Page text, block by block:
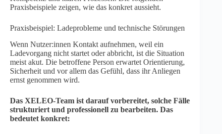
Praxisbeispiele zeigen, wie das konkret aussieht.
Praxisbeispiel: Ladeprobleme und technische Störungen
Wenn Nutzer:innen Kontakt aufnehmen, weil ein
Ladevorgang nicht startet oder abbricht, ist die Situation
meist akut. Die betroffene Person erwartet Orientierung,
Sicherheit und vor allem das Gefühl, dass ihr Anliegen
ernst genommen wird.
Das XELEO-Team ist darauf vorbereitet, solche Fälle
strukturiert und professionell zu bearbeiten. Das
bedeutet konkret: